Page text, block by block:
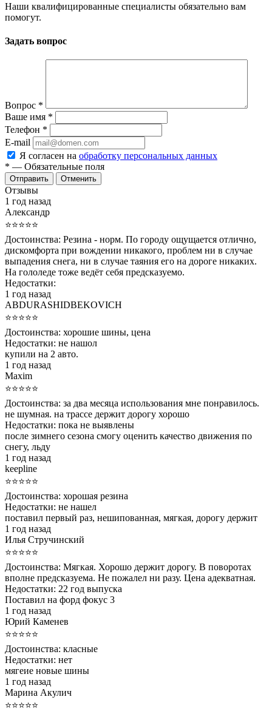
Наши квалифицированные специалисты обязательно вам
помогут.
Задать вопрос
Вопрос *
Ваше имя *
Телефон *
E-mail
Я согласен на обработку персональных данных
* — Обязательные поля
Отменить
Отзывы
1 год назад
Александр
⭐⭐⭐⭐⭐
Достоинства: Резина - норм. По городу ощущается отлично,
дискомфорта при вождении никакого, проблем ни в случае
выпадения снега, ни в случае таяния его на дороге никаких.
На гололеде тоже ведёт себя предсказуемо.
Недостатки:
1 год назад
ABDURASHIDBEKOVICH
⭐⭐⭐⭐⭐
Достоинства: хорошие шины, цена
Недостатки: не нашол
купили на 2 авто.
1 год назад
Maxim
⭐⭐⭐⭐⭐
Достоинства: за два месяца использования мне понравилось.
не шумная. на трассе держит дорогу хорошо
Недостатки: пока не выявлены
после зимнего сезона смогу оценить качество движения по
снегу, льду
1 год назад
keepline
⭐⭐⭐⭐⭐
Достоинства: хорошая резина
Недостатки: не нашел
поставил первый раз, нешипованная, мягкая, дорогу держит
1 год назад
Илья Стручинский
⭐⭐⭐⭐⭐
Достоинства: Мягкая. Хорошо держит дорогу. В поворотах
вполне предсказуема. Не пожалел ни разу. Цена адекватная.
Недостатки: 22 год выпуска
Поставил на форд фокус 3
1 год назад
Юрий Каменев
⭐⭐⭐⭐⭐
Достоинства: класные
Недостатки: нет
мягеие новые шины
1 год назад
Марина Акулич
⭐⭐⭐⭐⭐